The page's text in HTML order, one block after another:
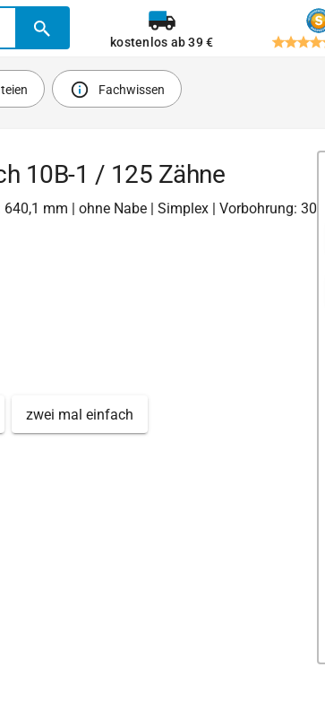
kostenlos ab 39 €
Fachwissen
10B-1 / 125 Zähne
mm | ohne Nabe | Simplex | Vorbohrung: 30
zwei mal einfach